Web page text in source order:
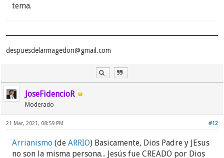
tema.
despuesdelarmagedon@gmail.com
JoseFidencioR
Moderado
#12
21 Mar, 2021, 08:59 PM
Arrianismo (deARRIO) Basicamente, Dios Padre y JEsus
no son la misma persona... Jesús fue CREADO por Dios